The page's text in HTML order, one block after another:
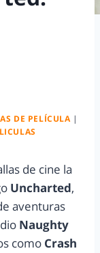
DE PELÍCULA |
de cine la
Uncharted,
aventuras
Naughty
como Crash